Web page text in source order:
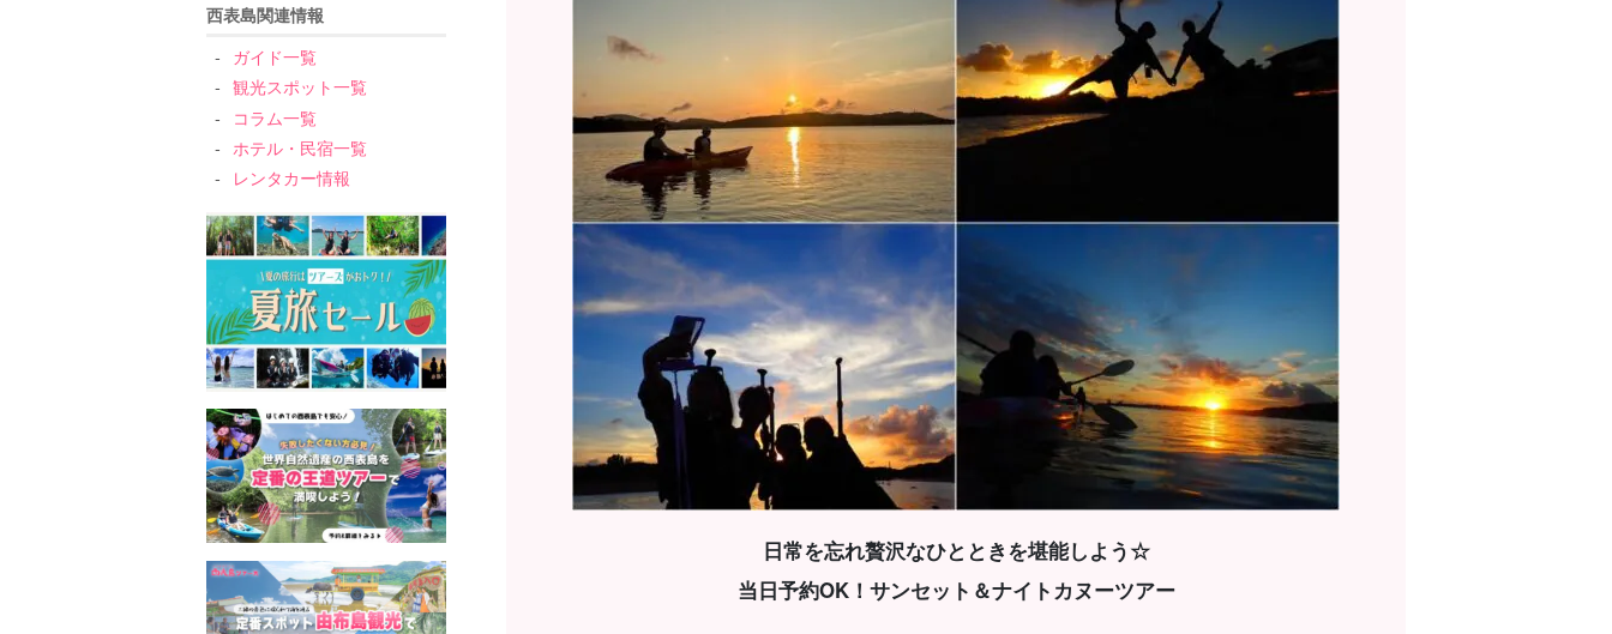
西表島関連情報
ガイド一覧
観光スポット一覧
コラム一覧
ホテル・民宿一覧
レンタカー情報
日常を忘れ贅沢なひとときを堪能しよう☆
当日予約OK！サンセット＆ナイトカヌーツアー